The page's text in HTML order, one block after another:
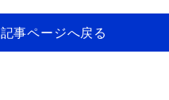
記事ページへ戻る